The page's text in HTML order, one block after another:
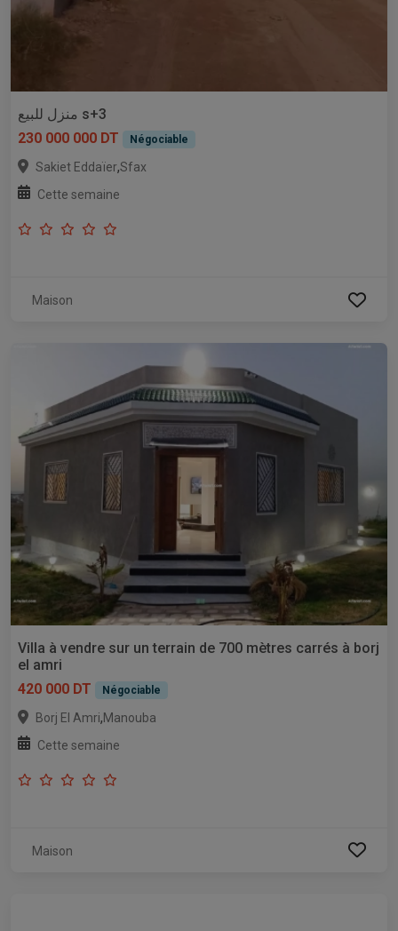
منزل للبيع s+3
230 000 000 DT
Négociable
Sakiet Eddaïer,Sfax
Cette semaine
Maison
Villa à vendre sur un terrain de 700 mètres carrés à borj
el amri
420 000 DT
Négociable
Borj El Amri,Manouba
Cette semaine
Maison